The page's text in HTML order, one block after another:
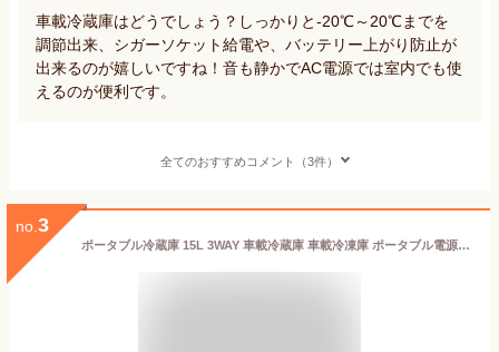
車載冷蔵庫はどうでしょう？しっかりと-20℃～20℃までを
調節出来、シガーソケット給電や、バッテリー上がり防止が
出来るのが嬉しいですね！音も静かでAC電源では室内でも使
えるのが便利です。
全てのおすすめコメント（3件）
no. 3
ポータブル冷蔵庫 15L 3WAY 車載冷蔵庫 車載冷凍庫 ポータブル電源 車載対応冷蔵冷凍庫 小型 冷凍冷蔵庫 冷蔵庫 冷凍庫 サブ冷蔵庫 車載 車載用 ミニ 操作パネル アウトドア キャンプ ドライブ BBQ 車中泊 車 カーキ ブラック グレー PCR-15U [2607SO]